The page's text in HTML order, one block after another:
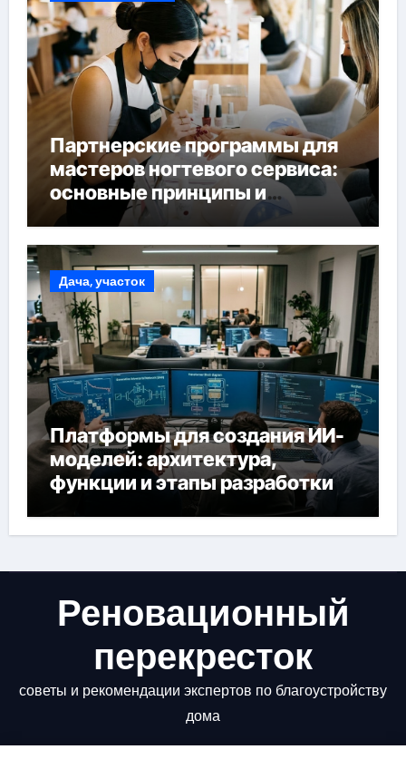
Партнерские программы для
мастеров ногтевого сервиса:
основные принципы и
форматы участия
Дача, участок
Платформы для создания ИИ-
моделей: архитектура,
функции и этапы разработки
Реновационный
перекресток
советы и рекомендации экспертов по благоустройству
дома